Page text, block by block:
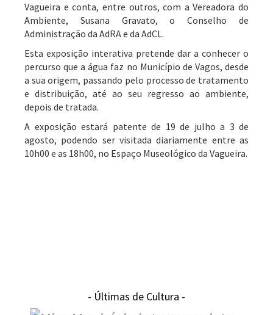
Vagueira e conta, entre outros, com a Vereadora do
Ambiente, Susana Gravato, o Conselho de
Administração da AdRA e da AdCL.
Esta exposição interativa pretende dar a conhecer o
percurso que a água faz no Município de Vagos, desde
a sua origem, passando pelo processo de tratamento
e distribuição, até ao seu regresso ao ambiente,
depois de tratada.
A exposição estará patente de 19 de julho a 3 de
agosto, podendo ser visitada diariamente entre as
10h00 e as 18h00, no Espaço Museológico da Vagueira.
- Últimas de Cultura -